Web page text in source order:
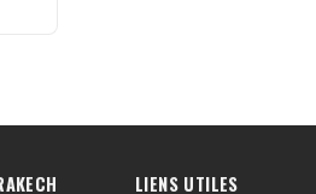
LIENS UTILES